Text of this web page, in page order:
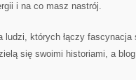
i na co masz nastrój.
ludzi, których łączy
się swoimi historiami, a